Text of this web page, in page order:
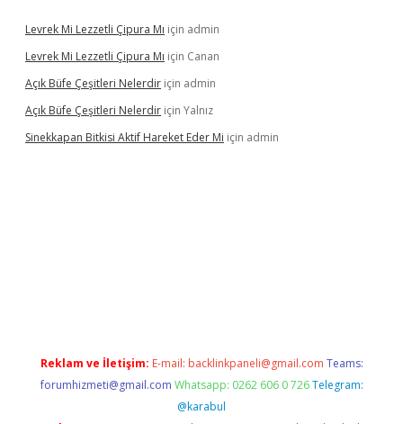
Levrek Mi Lezzetli Çipura Mı için admin
Levrek Mi Lezzetli Çipura Mı için Canan
Açık Büfe Çeşitleri Nelerdir için admin
Açık Büfe Çeşitleri Nelerdir için Yalnız
Sinekkapan Bitkisi Aktif Hareket Eder Mi için admin
Reklam ve İletişim: E-mail: backlinkpaneli@gmail.com Teams:
forumhizmeti@gmail.com Whatsapp: 0262 606 0 726 Telegram:
@karabul